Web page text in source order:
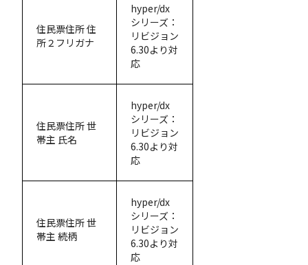
住民票住所 住
所２フリガナ
hyper/dx
シリーズ：
リビジョン
6.30より対
応
住民票住所 世
帯主 氏名
hyper/dx
シリーズ：
リビジョン
6.30より対
応
住民票住所 世
帯主 続柄
hyper/dx
シリーズ：
リビジョン
6.30より対
応